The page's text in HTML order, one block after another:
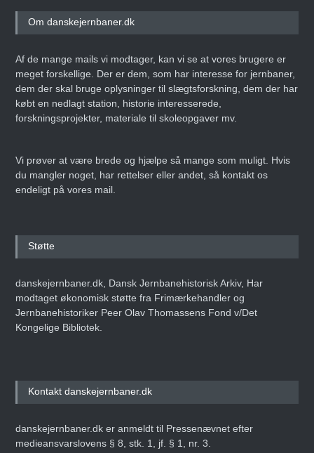
Om danskejernbaner.dk
Af de mange mails vi modtager, kan vi se at vores brugere er
meget forskellige. Der er dem, som har interesse for jernbaner,
dem der skal bruge oplysninger til slægtsforskning, dem der har
købt en nedlagt station, historie interesserede,
forskningsprojekter, materiale til skoleopgaver mv.
Vi prøver at være brede og hjælpe så mange som muligt. Hvis
du mangler noget, har rettelser eller andet, så kontakt os
endeligt på vores mail.
Støtte
danskejernbaner.dk, Dansk Jernbanehistorisk Arkiv, Har
modtaget økonomisk støtte fra Frimærkehandler og
Jernbanehistoriker Peer Olav Thomassens Fond v/Det
Kongelige Bibliotek.
Kontakt danskejernbaner.dk
danskejernbaner.dk er anmeldt til Pressenævnet efter
medieansvarslovens § 8, stk. 1, jf. § 1, nr. 3.